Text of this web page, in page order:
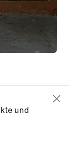
und